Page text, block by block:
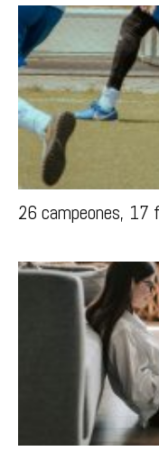
acercar
01:07
26 campeones, 17